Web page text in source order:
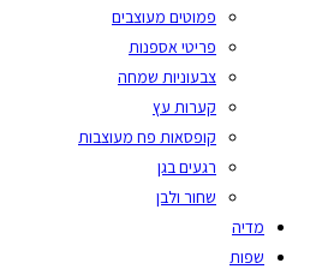
פמוטים מעוצבים
פריטי אספנות
צבעוניות שמחה
קערות עץ
קופסאות פח מעוצבות
רגעים בגן
שחור ולבן
מדיה
שפות